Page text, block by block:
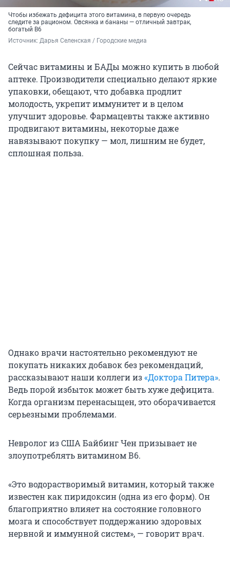
Чтобы избежать дефицита этого витамина, в первую очередь
следите за рационом. Овсянка и бананы — отличный завтрак,
богатый B6
Источник: Дарья Селенская / Городские медиа
Сейчас витамины и БАДы можно купить в любой
аптеке. Производители специально делают яркие
упаковки, обещают, что добавка продлит
молодость, укрепит иммунитет и в целом
улучшит здоровье. Фармацевты также активно
продвигают витамины, некоторые даже
навязывают покупку — мол, лишним не будет,
сплошная польза.
Однако врачи настоятельно рекомендуют не
покупать никаких добавок без рекомендаций,
рассказывают наши коллеги из«Доктора Питера».
Ведь порой избыток может быть хуже дефицита.
Когда организм перенасыщен, это оборачивается
серьезными проблемами.
Невролог из США Байбинг Чен призывает не
злоупотреблять витамином В6.
«Это водорастворимый витамин, который также
известен как пиридоксин (одна из его форм). Он
благоприятно влияет на состояние головного
мозга и способствует поддержанию здоровых
нервной и иммунной систем», — говорит врач.